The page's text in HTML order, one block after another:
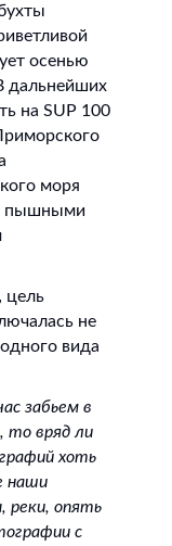
осенью
дальнейших
на SUP 100
моря
пышными
цель
не
вида
забьем в
то вряд ли
хоть
наши
реки, опять
с